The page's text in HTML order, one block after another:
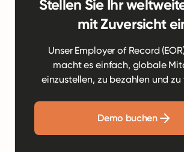
Stellen Sie Ihr
mit Zuversicht
Unser Employer of Record
macht es einfach, globale
einzustellen, zu bezahlen und zu
Demo buchen